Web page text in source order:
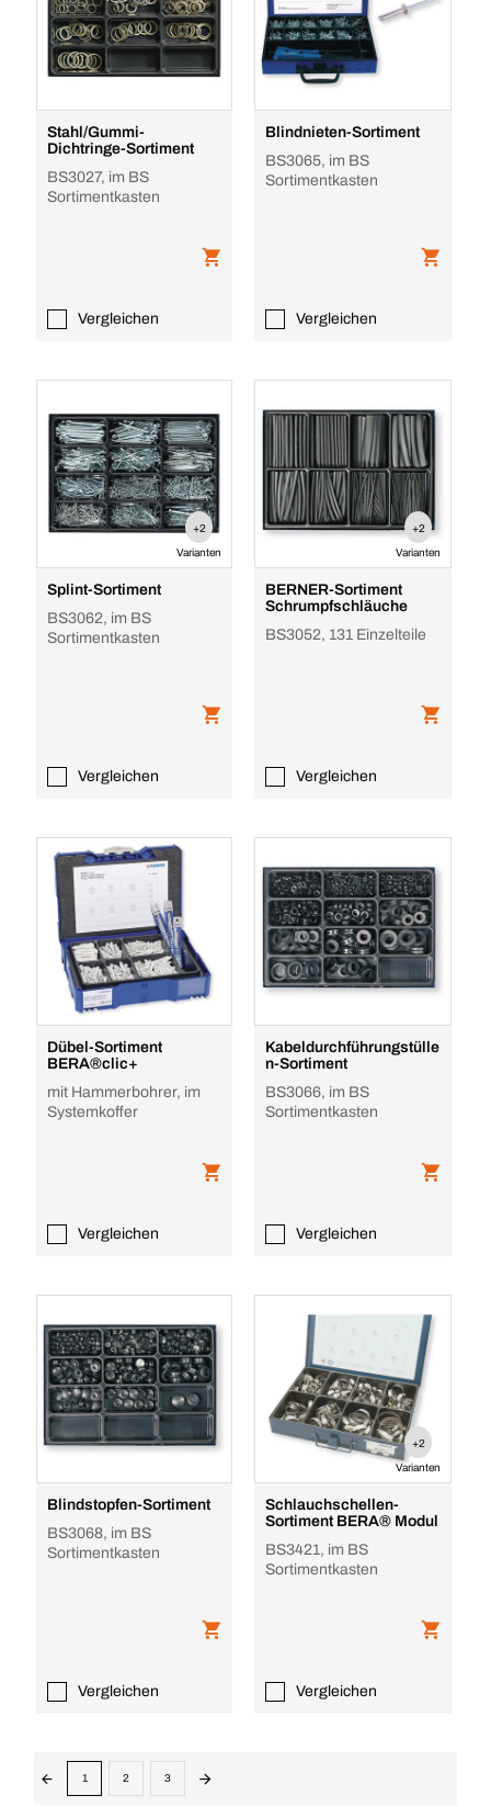
Stahl/Gummi-
Dichtringe-Sortiment
BS3027, im BS
Sortimentkasten
Vergleichen
Blindnieten-Sortiment
BS3065, im BS
Sortimentkasten
Vergleichen
+2
Varianten
Splint-Sortiment
BS3062, im BS
Sortimentkasten
Vergleichen
+2
Varianten
BERNER-Sortiment
Schrumpfschläuche
BS3052, 131 Einzelteile
Vergleichen
Dübel-Sortiment
BERA®clic+
mit Hammerbohrer, im
Systemkoffer
Vergleichen
Kabeldurchführungstülle
n-Sortiment
BS3066, im BS
Sortimentkasten
Vergleichen
Blindstopfen-Sortiment
BS3068, im BS
Sortimentkasten
Vergleichen
+2
Varianten
Schlauchschellen-
Sortiment BERA® Modul
BS3421, im BS
Sortimentkasten
Vergleichen
1 2 3